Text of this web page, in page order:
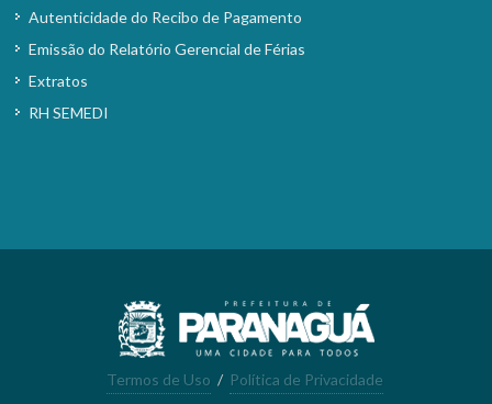
Autenticidade do Recibo de Pagamento
Emissão do Relatório Gerencial de Férias
Extratos
RH SEMEDI
Termos de Uso / Política de Privacidade